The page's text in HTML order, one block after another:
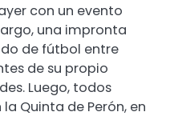
con un evento
una impronta
de fútbol entre
de su propio
Luego, todos
Quinta de Perón, en